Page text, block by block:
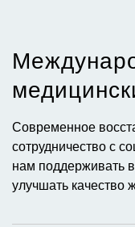
Современное
сотрудничество с
нам поддерживать
улучшать качество